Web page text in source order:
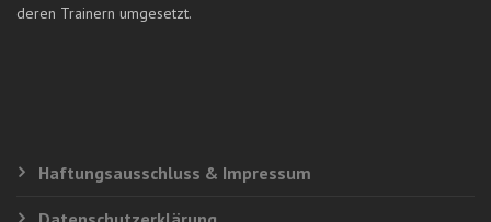
deren Trainern umgesetzt.
Haftungsausschluss & Impressum